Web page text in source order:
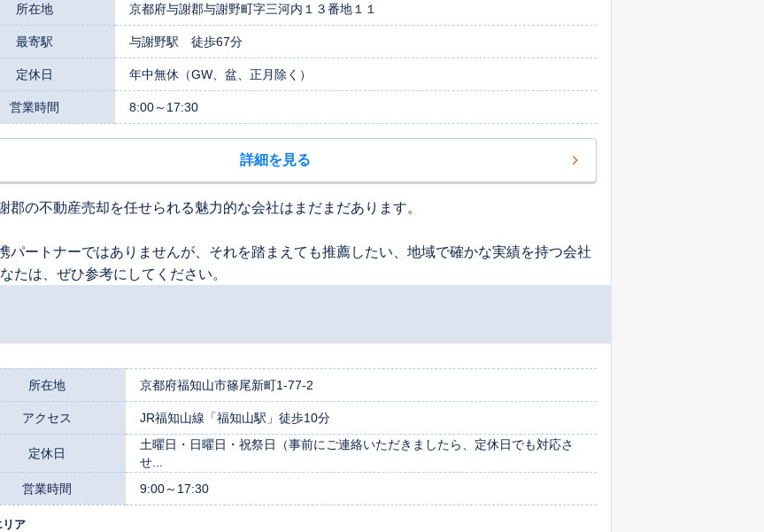
所在地 京都府与謝郡与謝野町字三河内１３番地１１
最寄駅 与謝野駅 徒歩67分
定休日 年中無休（GW、盆、正月除く）
営業時間 8:00～17:30
詳細を見る
の不動産売却を任せられる魅力的な会社はまだまだあります。
パートナーではありませんが、それを踏まえても推薦したい、地域で確かな実績を持つ会社
たは、ぜひ参考にしてください。
所在地 京都府福知山市篠尾新町1-77-2
アクセス JR福知山線「福知山駅」徒歩10分
定休日
土曜日・日曜日・祝祭日（事前にご連絡いただきましたら、定休日でも対応さ
せ...
営業時間
9:00～17:30
リア